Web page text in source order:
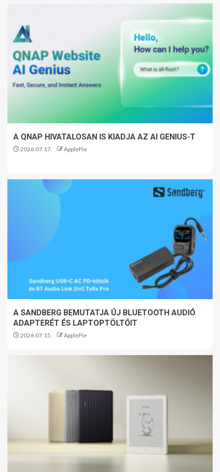
A QNAP HIVATALOSAN IS KIADJA AZ AI GENIUS-T
2026.07.17. ApplePie
A SANDBERG BEMUTATJA ÚJ BLUETOOTH AUDIÓ
ADAPTERÉT ÉS LAPTOPTÖLTŐIT
2026.07.15. ApplePie